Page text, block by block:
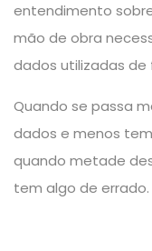
entendimento
mão de obra
dados utilizadas
Quando se passa
dados e menos
quando metade
tem algo de errado.